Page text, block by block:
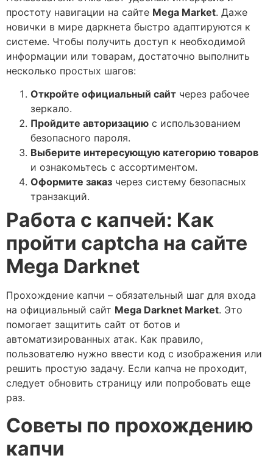
простоту навигации на сайте Mega Market. Даже
новички в мире даркнета быстро адаптируются к
системе. Чтобы получить доступ к необходимой
информации или товарам, достаточно выполнить
несколько простых шагов:
Откройте официальный сайт через рабочее
зеркало.
Пройдите авторизацию с использованием
безопасного пароля.
Выберите интересующую категорию товаров
и ознакомьтесь с ассортиментом.
Оформите заказ через систему безопасных
транзакций.
Работа с капчей: Как
пройти captcha на сайте
Mega Darknet
Прохождение капчи – обязательный шаг для входа
на официальный сайт Mega Darknet Market. Это
помогает защитить сайт от ботов и
автоматизированных атак. Как правило,
пользователю нужно ввести код с изображения или
решить простую задачу. Если капча не проходит,
следует обновить страницу или попробовать еще
раз.
Советы по прохождению
капчи